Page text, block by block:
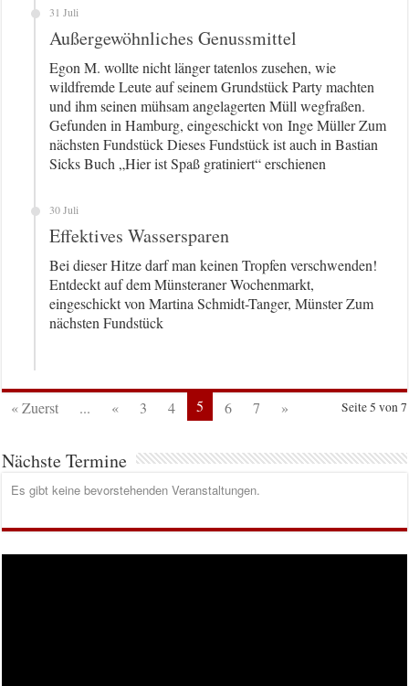
31 Juli
Außergewöhnliches Genussmittel
Egon M. wollte nicht länger tatenlos zusehen, wie
wildfremde Leute auf seinem Grundstück Party machten
und ihm seinen mühsam angelagerten Müll wegfraßen.
Gefunden in Hamburg, eingeschickt von Inge Müller Zum
nächsten Fundstück Dieses Fundstück ist auch in Bastian
Sicks Buch „Hier ist Spaß gratiniert“ erschienen
30 Juli
Effektives Wassersparen
Bei dieser Hitze darf man keinen Tropfen verschwenden!
Entdeckt auf dem Münsteraner Wochenmarkt,
eingeschickt von Martina Schmidt-Tanger, Münster Zum
nächsten Fundstück
Seite 5 von 7
« Zuerst ... « 3 4 5 6 7 »
Nächste Termine
Es gibt keine bevorstehenden Veranstaltungen.